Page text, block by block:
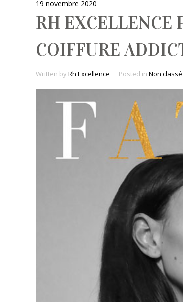
19 novembre 2020
RH EXCELLENCE
COIFFURE
Written by Rh Excellence Posted in Non classé